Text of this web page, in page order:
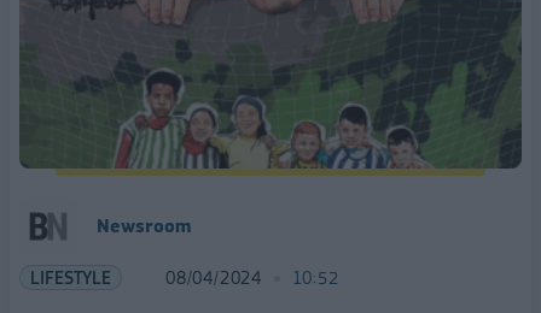
Newsroom
LIFESTYLE 08/04/2024 10:52